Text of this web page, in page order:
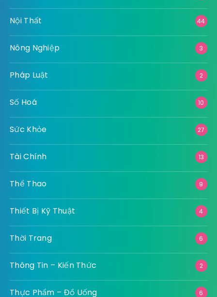
Nội Thất 44
Nông Nghiệp 3
Pháp Luật 2
Số Hoá 10
Sức Khỏe 27
Tài Chính 13
Thể Thao 9
Thiết Bị Kỹ Thuật 4
Thời Trang 6
Thông Tin – Kiến Thức 2
Thực Phẩm – Đồ Uống 6